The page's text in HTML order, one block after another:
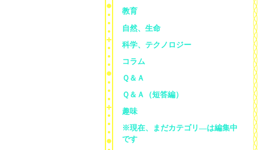
教育
自然、生命
科学、テクノロジー
コラム
Ｑ＆Ａ
Ｑ＆Ａ（短答編）
趣味
※現在、まだカテゴリ—は編集中
です